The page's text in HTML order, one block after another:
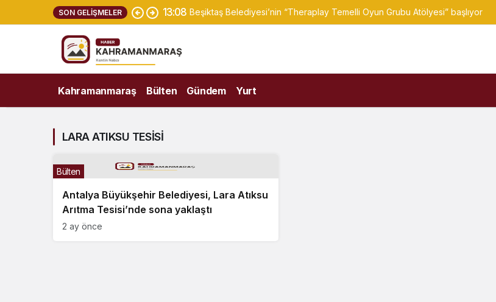
SON GELIŞMELER 13:08 Beşiktaş Belediyesi’nin “Theraplay Temelli Oyun Grubu Atölyesi” başlıyor
Kahramanmaraş Bülten Gündem Yurt
LARA ATIKSU TESİSİ
Antalya Büyükşehir Belediyesi, Lara Atıksu
Arıtma Tesisi’nde sona yaklaştı
Bülten
2 ay önce